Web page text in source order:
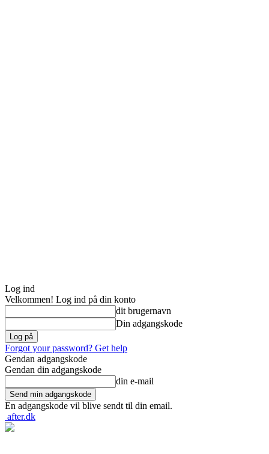
Log ind
Velkommen! Log ind på din konto
dit brugernavn
Din adgangskode
Forgot your password? Get help
Gendan adgangskode
Gendan din adgangskode
din e-mail
En adgangskode vil blive sendt til din email.
after.dk